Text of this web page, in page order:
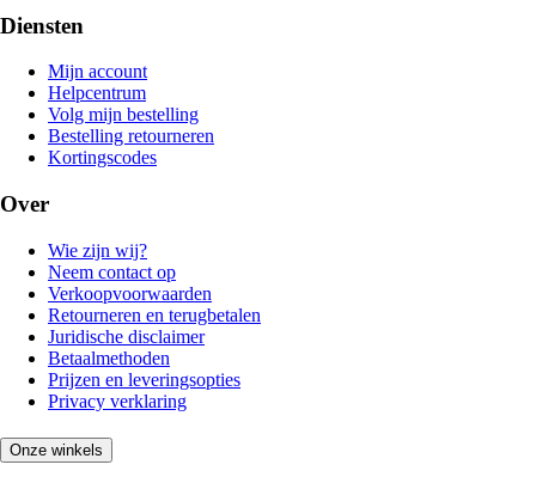
Diensten
Mijn account
Helpcentrum
Volg mijn bestelling
Bestelling retourneren
Kortingscodes
Over
Wie zijn wij?
Neem contact op
Verkoopvoorwaarden
Retourneren en terugbetalen
Juridische disclaimer
Betaalmethoden
Prijzen en leveringsopties
Privacy verklaring
Onze winkels